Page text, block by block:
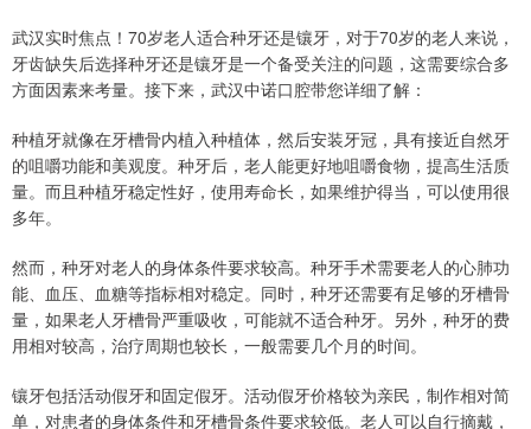
武汉实时焦点！70岁老人适合种牙还是镶牙，对于70岁的老人来说，
牙齿缺失后选择种牙还是镶牙是一个备受关注的问题，这需要综合多
方面因素来考量。接下来，武汉中诺口腔带您详细了解：
种植牙就像在牙槽骨内植入种植体，然后安装牙冠，具有接近自然牙
的咀嚼功能和美观度。种牙后，老人能更好地咀嚼食物，提高生活质
量。而且种植牙稳定性好，使用寿命长，如果维护得当，可以使用很
多年。
然而，种牙对老人的身体条件要求较高。种牙手术需要老人的心肺功
能、血压、血糖等指标相对稳定。同时，种牙还需要有足够的牙槽骨
量，如果老人牙槽骨严重吸收，可能就不适合种牙。另外，种牙的费
用相对较高，治疗周期也较长，一般需要几个月的时间。
镶牙包括活动假牙和固定假牙。活动假牙价格较为亲民，制作相对简
单，对患者的身体条件和牙槽骨条件要求较低。老人可以自行摘戴，